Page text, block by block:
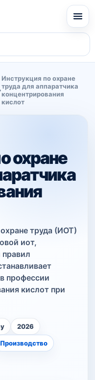
Инструкция по охране
труда для аппаратчика
концентрирования
кислот
охране
труда (ИОТ)
иот,
профессии
кислот при
2026
Производство